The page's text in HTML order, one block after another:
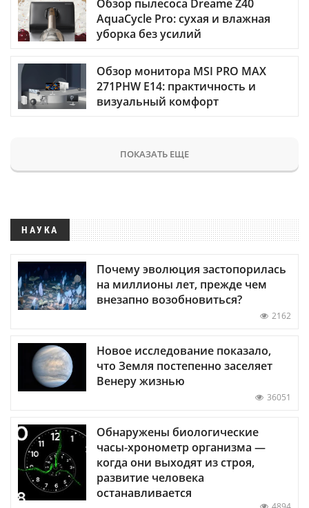
Обзор пылесоса Dreame Z40
AquaCycle Pro: сухая и влажная
уборка без усилий
Обзор монитора MSI PRO MAX
271PHW E14: практичность и
визуальный комфорт
ПОКАЗАТЬ ЕЩЕ
НАУКА
Почему эволюция застопорилась
на миллионы лет, прежде чем
внезапно возобновиться?
2162
Новое исследование показало,
что Земля постепенно заселяет
Венеру жизнью
36051
Обнаружены биологические
часы-хронометр организма —
когда они выходят из строя,
развитие человека
останавливается